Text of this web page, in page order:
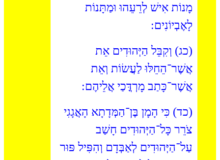
מָנוֹת אִישׁ לְרֵעֵהוּ וּמַתָּנוֹת
לָאֶבְיוֹנִים:
(כג) וְקִבֵּל הַיְּהוּדִים אֵת
אֲשֶׁר־הֵחֵלּוּ לַעֲשׂוֹת וְאֵת
אֲשֶׁר־כָּתַב מָרְדֳּכַי אֲלֵיהֶם:
(כד) כִּי הָמָן בֶּן־הַמְּדָתָא הָאֲגָגִי
צֹרֵר כָּל־הַיְּהוּדִים חָשַׁב
עַל־הַיְּהוּדִים לְאַבְּדָם וְהִפִּיל פּוּר